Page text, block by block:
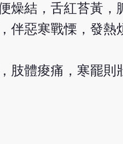
結，舌紅苔黃，
伴惡寒戰慄，發熱
體痠痛，寒罷則